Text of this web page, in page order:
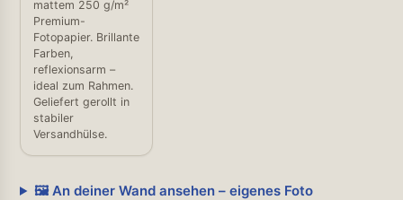
mattem 250 g/m²
Premium-
Fotopapier. Brillante
Farben,
reflexionsarm –
ideal zum Rahmen.
Geliefert gerollt in
stabiler
Versandhülse.
🖼️ An deiner Wand ansehen – eigenes Foto